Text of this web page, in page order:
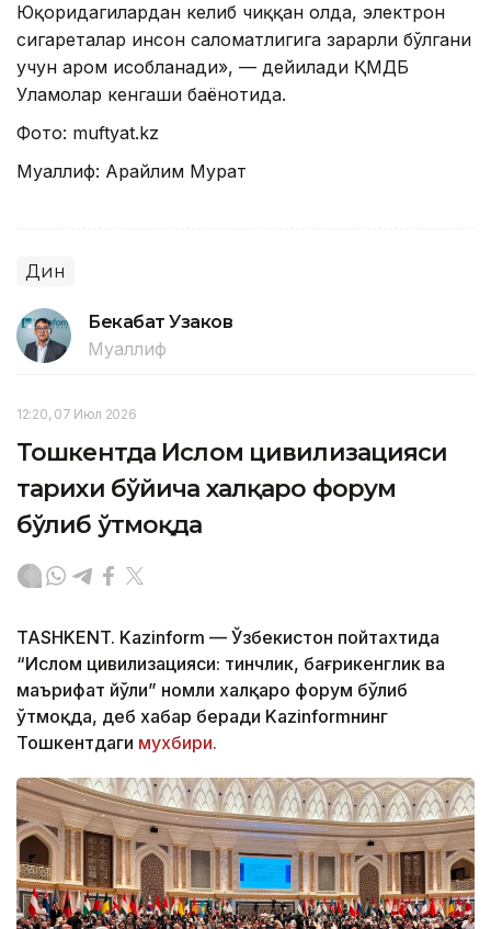
Юқоридагилардан келиб чиққан ҳолда, электрон
сигареталар инсон саломатлигига зарарли бўлгани
учун ҳаром ҳисобланади», — дейилади ҚМДБ
Уламолар кенгаши баёнотида.
Фото: muftyat.kz
Муаллиф: Арайлим Мурат
Дин
Бекабат Узаков
Муаллиф
12:20, 07 Июл 2026
Тошкентда Ислом цивилизацияси
тарихи бўйича халқаро форум
бўлиб ўтмоқда
TASHKENT. Kazinform — Ўзбекистон пойтахтида
“Ислом цивилизацияси: тинчлик, бағрикенглик ва
маърифат йўли” номли халқаро форум бўлиб
ўтмоқда, деб хабар беради Kazinformнинг
Тошкентдаги мухбири.